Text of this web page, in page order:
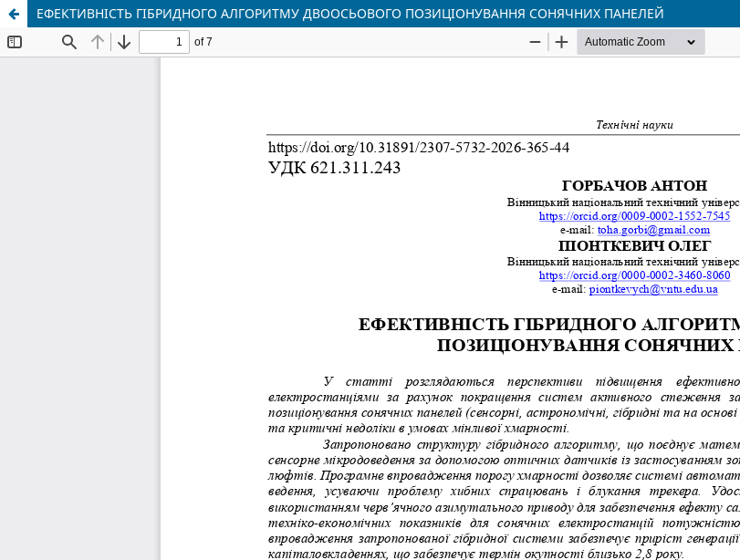
ЕФЕКТИВНІСТЬ ГІБРИДНОГО АЛГОРИТМУ ДВООСЬОВОГО ПОЗИЦІОНУВАННЯ СОНЯЧНИХ ПАНЕЛЕЙ